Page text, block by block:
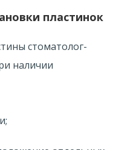
пластинок
стоматолог-
наличии